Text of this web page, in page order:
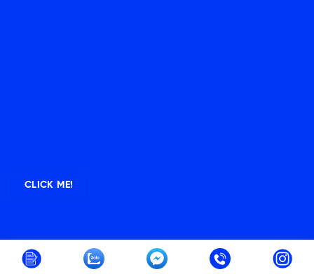
CLICK ME!
Copyright 2026 ©Zenlish